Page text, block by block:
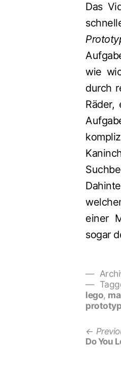
Das
wie
durch
Räder,
einer
sogar
lego,
Do You